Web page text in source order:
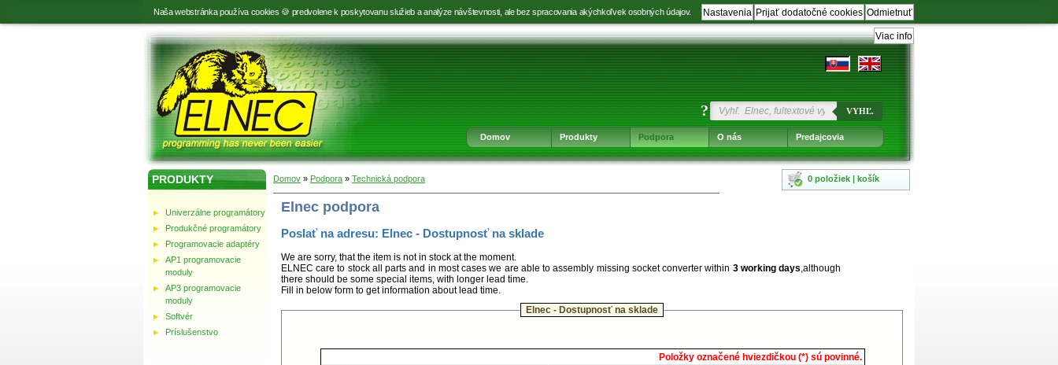
Naša webstránka používa cookies 🍪 predvolene k poskytovanu služieb a analýze návštevnosti, ale bez spracovania akýchkoľvek osobných údajov. Odmietnuť
Prijať dodatočné cookies
Nastavenia
Viac info
na
výber
jazyka
na
hlavnú
navigáciu
na
obsah
na
navigáciu
v
päte
? VYHĽ.
Domov Produkty Podpora O nás Predajcovia
0 položiek | košík
PRODUKTY
Univerzálne programátory
Produkčné programátory
Programovacie adaptéry
AP1 programovacie
moduly
AP3 programovacie
moduly
Softvér
Príslušenstvo
Domov » Podpora » Technická podpora
Elnec podpora
Poslať na adresu: Elnec - Dostupnosť na sklade
We are sorry, that the item is not in stock at the moment.
ELNEC care to stock all parts and in most cases we are able to assembly missing socket converter within 3 working days,although
there should be some special items, with longer lead time.
Fill in below form to get information about lead time.
Elnec - Dostupnosť na sklade
Elnec
Položky označené hviezdičkou (*) sú povinné.